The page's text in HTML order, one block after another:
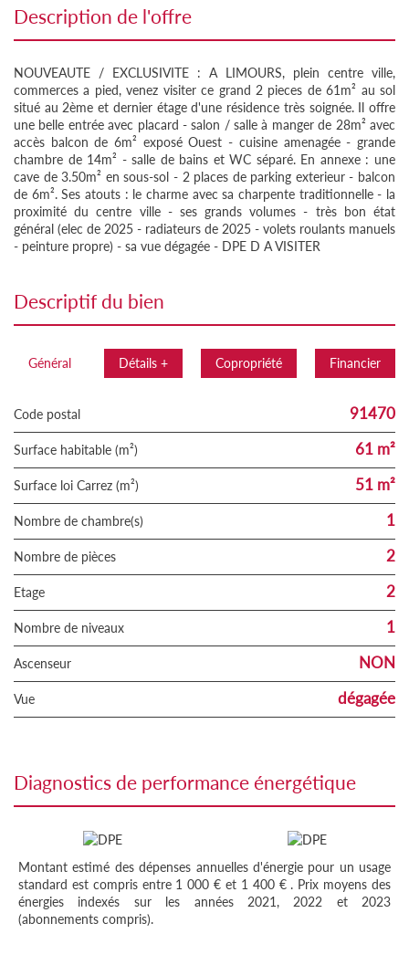
description de l'offre
NOUVEAUTE / EXCLUSIVITE : A LIMOURS, plein centre ville,
commerces a pied, venez visiter ce grand 2 pieces de 61m² au sol
situé au 2ème et dernier étage d'une résidence très soignée. Il offre
une belle entrée avec placard - salon / salle à manger de 28m² avec
accès balcon de 6m² exposé Ouest - cuisine amenagée - grande
chambre de 14m² - salle de bains et WC séparé. En annexe : une
cave de 3.50m² en sous-sol - 2 places de parking exterieur - balcon
de 6m². Ses atouts : le charme avec sa charpente traditionnelle - la
proximité du centre ville - ses grands volumes - très bon état
général (elec de 2025 - radiateurs de 2025 - volets roulants manuels
- peinture propre) - sa vue dégagée - DPE D A VISITER
descriptif du bien
Général Détails + Copropriété Financier
Code postal 91470
Surface habitable (m²) 61 m²
Surface loi Carrez (m²) 51 m²
Nombre de chambre(s) 1
Nombre de pièces 2
Etage 2
Nombre de niveaux 1
Ascenseur NON
Vue dégagée
diagnostics de performance énergétique
Montant estimé des dépenses annuelles d'énergie pour un usage
standard est compris entre 1 000 € et 1 400 € . Prix moyens des
énergies indexés sur les années 2021, 2022 et 2023
(abonnements compris).